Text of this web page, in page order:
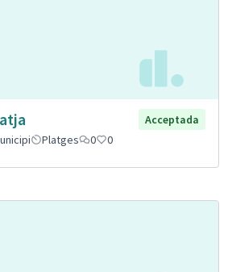
Acceptada
Platges 0 0